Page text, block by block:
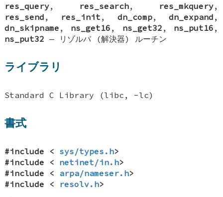
res_query, res_search, res_mkquery,
res_send , res_init , dn_comp, dn_expand ,
dn_skipname , ns_get16 , ns_get32 , ns_put16 ,
ns_put32 — リゾルバ (解決器) ルーチン
ライブラリ
Standard C Library (libc, -lc)
書式
#include < sys/types.h>
#include < netinet/in.h>
#include < arpa/nameser.h>
#include < resolv.h>